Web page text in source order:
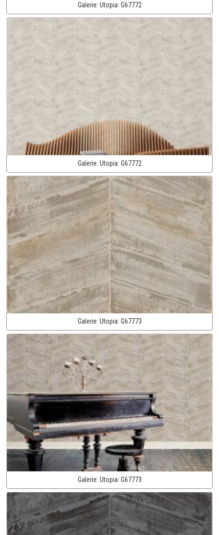
Galerie: Utopia: G67772
Galerie: Utopia: G67772
Galerie: Utopia: G67773
Galerie: Utopia: G67773